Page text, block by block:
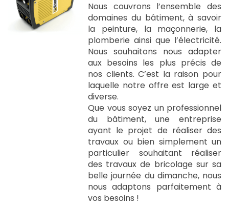
Nous couvrons l’ensemble des
domaines du bâtiment, à savoir
la peinture, la maçonnerie, la
plomberie ainsi que l’électricité.
Nous souhaitons nous adapter
aux besoins les plus précis de
nos clients. C’est la raison pour
laquelle notre offre est large et
diverse.
Que vous soyez un professionnel
du bâtiment, une entreprise
ayant le projet de réaliser des
travaux ou bien simplement un
particulier souhaitant réaliser
des travaux de bricolage sur sa
belle journée du dimanche, nous
nous adaptons parfaitement à
vos besoins !